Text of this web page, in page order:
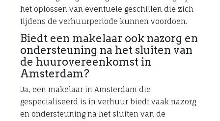
het oplossen van eventuele geschillen die zich
tijdens de verhuurperiode kunnen voordoen.
Biedt een makelaar ook nazorg en
ondersteuning na het sluiten van
de huurovereenkomst in
Amsterdam?
Ja, een makelaar in Amsterdam die
gespecialiseerd is in verhuur biedt vaak nazorg
en ondersteuning na het sluiten van de